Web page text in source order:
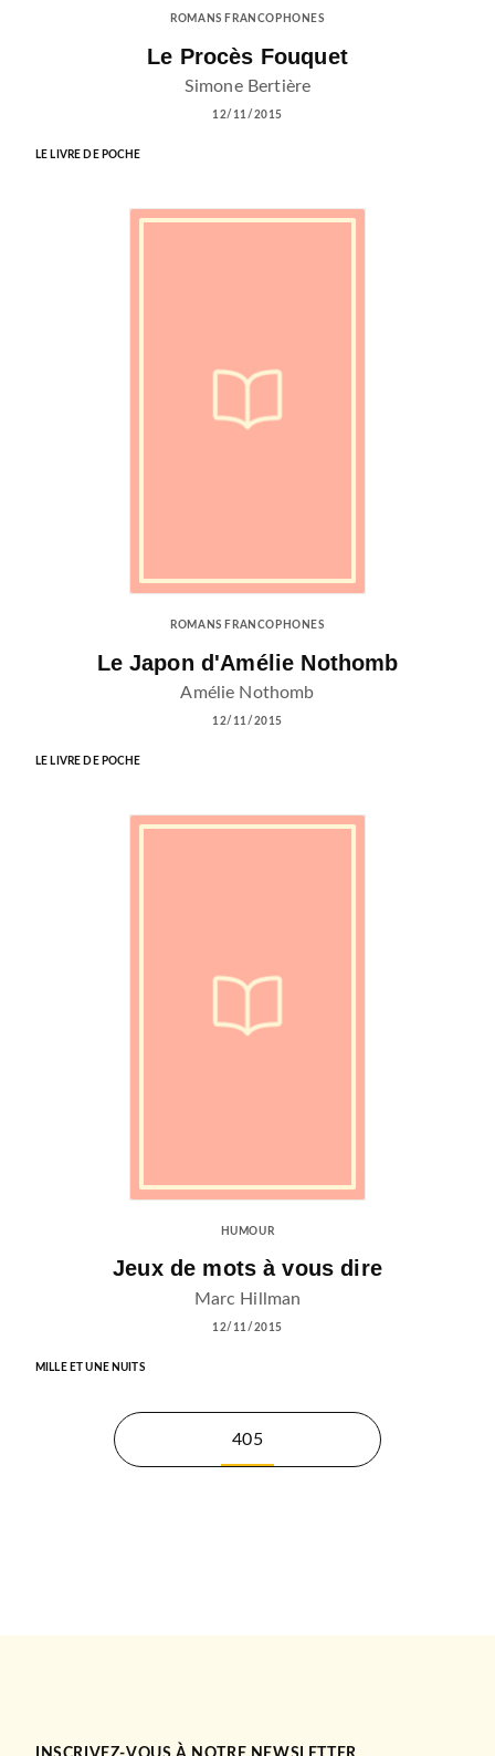
ROMANS FRANCOPHONES
Le Procès Fouquet
Simone Bertière
12/11/2015
LE LIVRE DE POCHE
ROMANS FRANCOPHONES
Le Japon d'Amélie Nothomb
Amélie Nothomb
12/11/2015
LE LIVRE DE POCHE
HUMOUR
Jeux de mots à vous dire
Marc Hillman
12/11/2015
MILLE ET UNE NUITS
405